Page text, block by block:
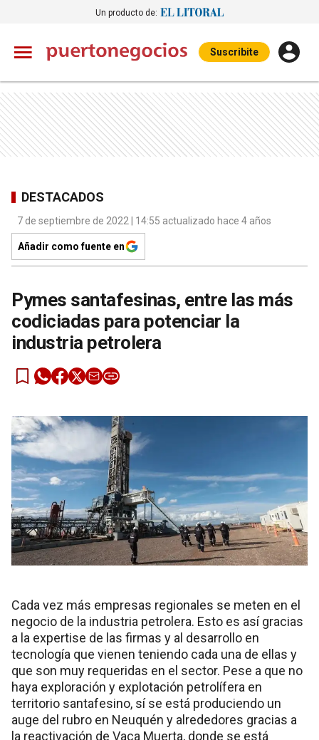
Un producto de:
Suscribite
DESTACADOS
7 de septiembre de 2022 | 14:55 actualizado hace 4 años
Añadir como fuente en
Pymes santafesinas, entre las más
codiciadas para potenciar la
industria petrolera
Cada vez más empresas regionales se meten en el
negocio de la industria petrolera. Esto es así gracias
a la expertise de las firmas y al desarrollo en
tecnología que vienen teniendo cada una de ellas y
que son muy requeridas en el sector. Pese a que no
haya exploración y explotación petrolífera en
territorio santafesino, sí se está produciendo un
auge del rubro en Neuquén y alrededores gracias a
la reactivación de Vaca Muerta, donde se está